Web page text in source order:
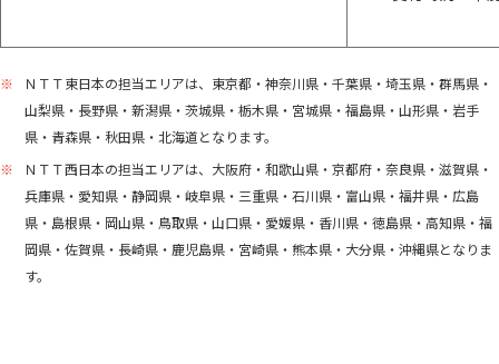
※
ＮＴＴ東日本の担当エリアは、東京都・神奈川県・千葉県・埼玉県・群馬県・
山梨県・長野県・新潟県・茨城県・栃木県・宮城県・福島県・山形県・岩手
県・青森県・秋田県・北海道となります。
※
ＮＴＴ西日本の担当エリアは、大阪府・和歌山県・京都府・奈良県・滋賀県・
兵庫県・愛知県・静岡県・岐阜県・三重県・石川県・富山県・福井県・広島
県・島根県・岡山県・鳥取県・山口県・愛媛県・香川県・徳島県・高知県・福
岡県・佐賀県・長崎県・鹿児島県・宮崎県・熊本県・大分県・沖縄県となりま
す。